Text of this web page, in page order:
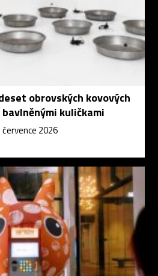
obrovských kovových
kuličkami
července 2026